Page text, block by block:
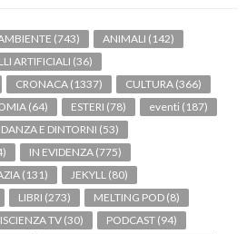
(743) ANIMALI (142)
ARTIFICIALI (36)
CRONACA (1337) CULTURA (366)
(64) ESTERI (78) eventi (187)
E DINTORNI (53)
IN EVIDENZA (775)
(131) JEKYLL (80)
LIBRI (273) MELTING POD (8)
TV (30) PODCAST (94)